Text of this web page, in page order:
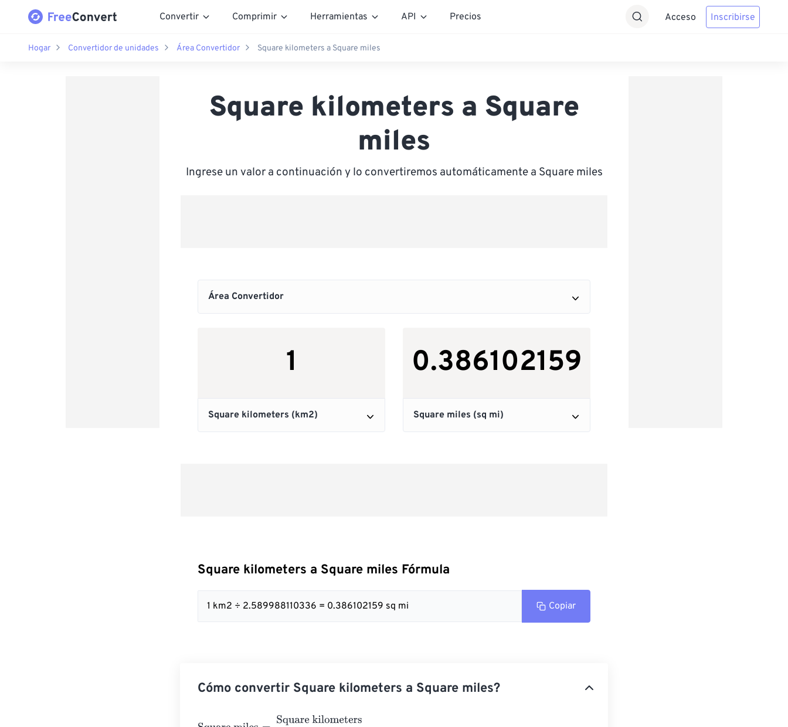
Convertir Comprimir Herramientas API Precios Acceso Inscribirse
Hogar Convertidor de unidades Área Convertidor Square kilometers a Square miles
Square kilometers a Square
miles
Ingrese un valor a continuación y lo convertiremos automáticamente a Square miles
Square kilometers a Square miles Fórmula
1 km2 ÷ 2.589988110336 = 0.386102159 sq mi Copiar
Cómo convertir Square kilometers a Square miles?
Square miles Square kilometers2.589988110336